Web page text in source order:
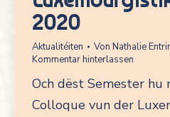
2020
Aktualitéiten Von Nathalie
Kommentar hinterlassen
Och dëst Semester hu
Colloque vun der